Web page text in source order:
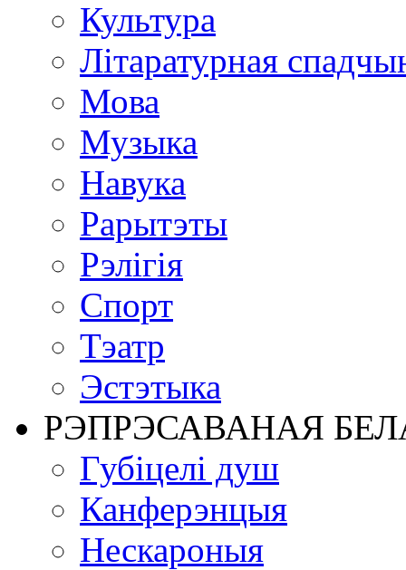
Культура
Літаратурная
Мова
Музыка
Навука
Рарытэты
Рэлігія
Спорт
Тэатр
Эстэтыка
РЭПРЭСАВАНАЯ
Губіцелі душ
Канферэнцыя
Нескароныя